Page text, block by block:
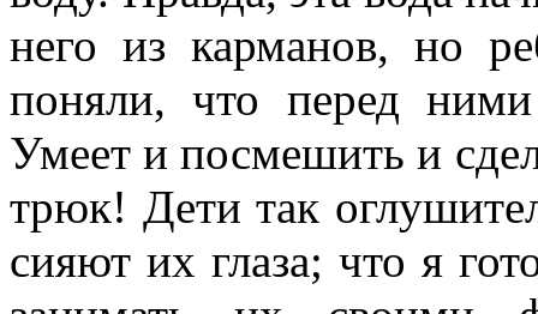
него из карманов, но
поняли, что перед
Умеет и посмешить и
трюк! Дети так
сияют их глаза; что я